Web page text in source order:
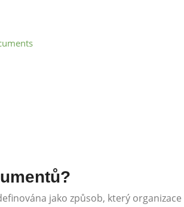
jako způsob, který